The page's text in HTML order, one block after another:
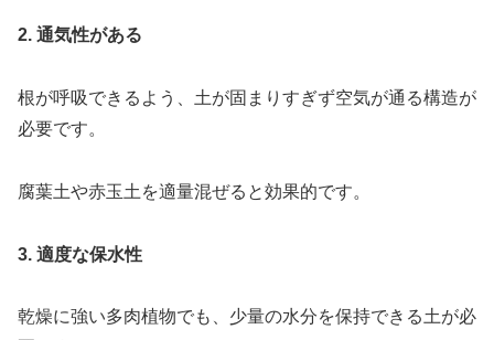
2. 通気性がある
根が呼吸できるよう、土が固まりすぎず空気が通る構造が
必要です。
腐葉土や赤玉土を適量混ぜると効果的です。
3. 適度な保水性
乾燥に強い多肉植物でも、少量の水分を保持できる土が必